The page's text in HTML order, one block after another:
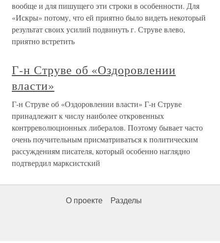
вообще и для пишущего эти строки в особенности. Для
«Искры» потому, что ей приятно было видеть некоторый
результат своих усилий подвинуть г. Струве влево,
приятно встретить
Г-н Струве об «Оздоровлении
власти»
Г-н Струве об «Оздоровлении власти» Г-н Струве
принадлежит к числу наиболее откровенных
контрреволюционных либералов. Поэтому бывает часто
очень поучительным присматриваться к политическим
рассуждениям писателя, который особенно наглядно
подтвердил марксистский
О проекте Разделы